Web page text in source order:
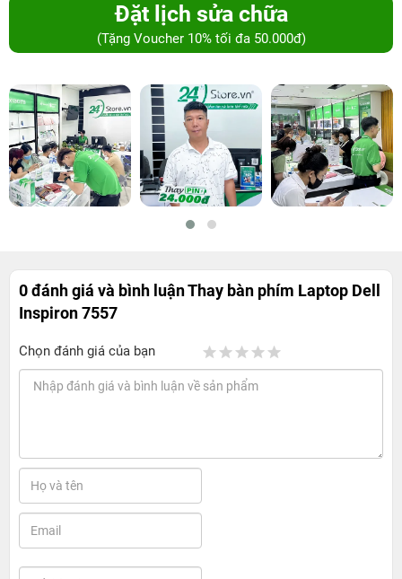
Đặt lịch sửa chữa
(Tặng Voucher 10% tối đa 50.000đ)
0 đánh giá và bình luậnThay bàn phím Laptop Dell
Inspiron 7557
Chọn đánh giá của bạn